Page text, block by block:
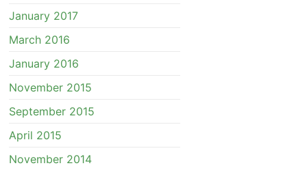
January 2017
March 2016
January 2016
November 2015
September 2015
April 2015
November 2014